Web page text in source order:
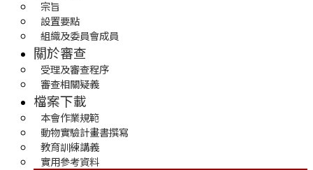
宗旨
設置要點
組織及委員會成員
關於審查
受理及審查程序
審查相關疑義
檔案下載
本會作業規範
動物實驗計畫書撰寫
教育訓練講義
實用參考資料